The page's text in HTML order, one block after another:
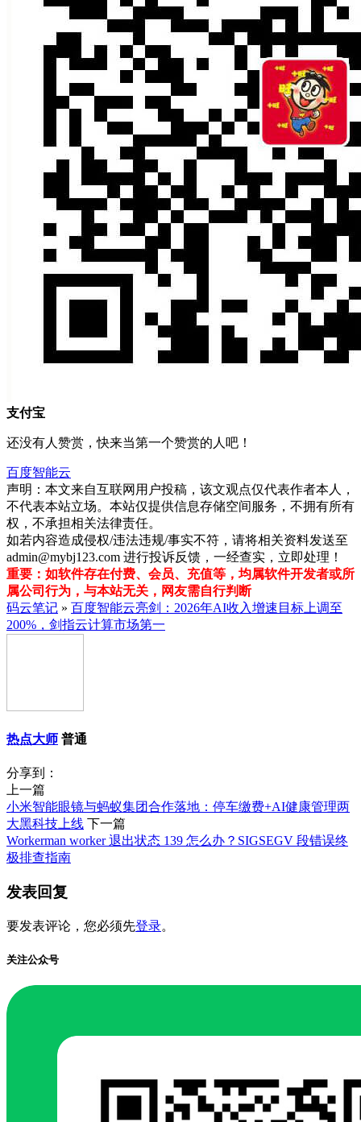
支付宝
还没有人赞赏，快来当第一个赞赏的人吧！
百度智能云
声明：本文来自互联网用户投稿，该文观点仅代表作者本人，
不代表本站立场。本站仅提供信息存储空间服务，不拥有所有
权，不承担相关法律责任。
如若内容造成侵权/违法违规/事实不符，请将相关资料发送至
admin@mybj123.com 进行投诉反馈，一经查实，立即处理！
重要：如软件存在付费、会员、充值等，均属软件开发者或所
属公司行为，与本站无关，网友需自行判断
码云笔记 » 百度智能云亮剑：2026年AI收入增速目标上调至
200%，剑指云计算市场第一
热点大师 普通
分享到：
上一篇
小米智能眼镜与蚂蚁集团合作落地：停车缴费+AI健康管理两
大黑科技上线 下一篇
Workerman worker 退出状态 139 怎么办？SIGSEGV 段错误终
极排查指南
发表回复
要发表评论，您必须先登录。
关注公众号